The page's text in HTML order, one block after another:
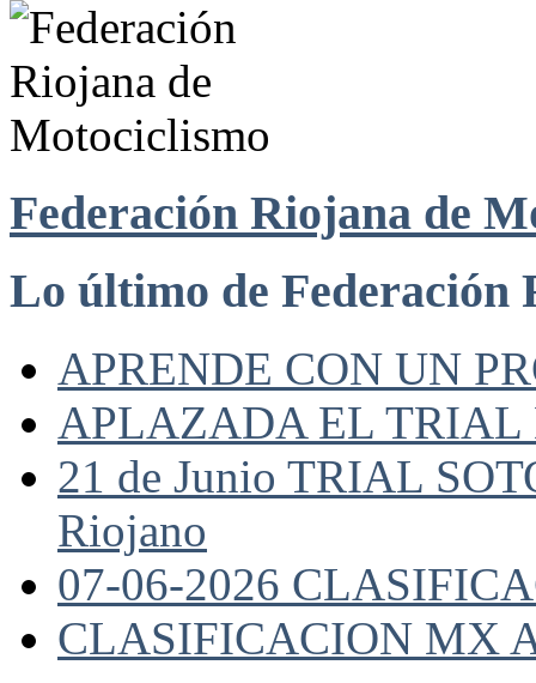
Federación Riojana de
Lo último de Federación
APRENDE CON UN
APLAZADA EL TRIAL
21 de Junio TRIAL
Riojano
07-06-2026
CLASIFICACION MX